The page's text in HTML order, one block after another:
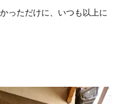
っただけに、いつも以上に